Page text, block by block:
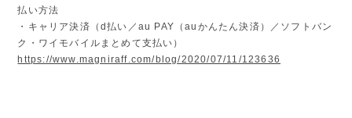
払い方法
・キャリア決済（d払い／au PAY（auかんたん決済）／ソフトバン
ク・ワイモバイルまとめて支払い）
https://www.magniraff.com/blog/2020/07/11/123636